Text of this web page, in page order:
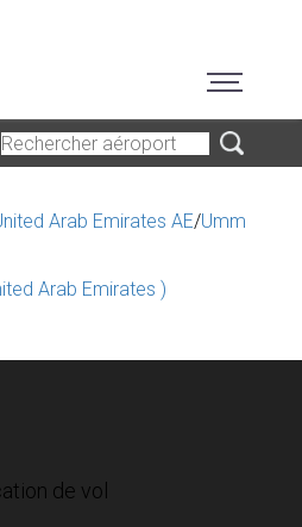
Arab Emirates AE/Umm
Arab Emirates )
de vol